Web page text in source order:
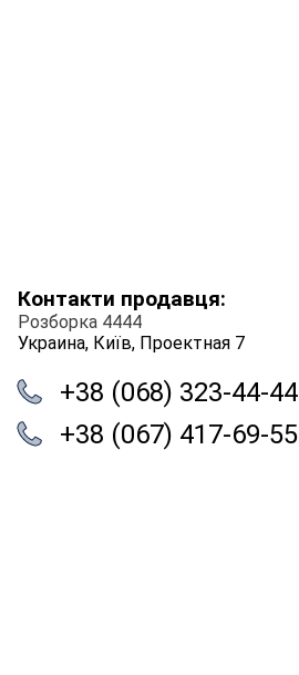
Контакти продавця:
Розборка 4444
Украина, Київ, Проектная 7
+38 (068) 323-44-44
+38 (067) 417-69-55